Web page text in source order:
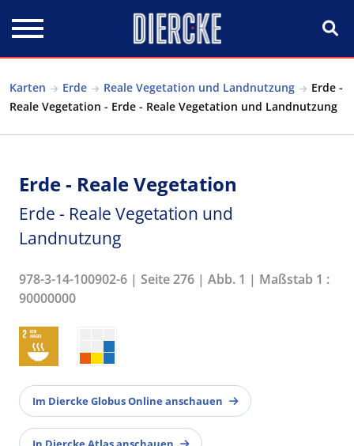
Karten Erde Reale Vegetation und Landnutzung
Erde -
Reale Vegetation - Erde - Reale Vegetation und Landnutzung
Erde - Reale Vegetation
Erde - Reale Vegetation und
Landnutzung
978-3-14-100902-6 | Seite 276 | Abb. 1 | Maßstab 1 :
90000000
Im Diercke Globus Online anschauen